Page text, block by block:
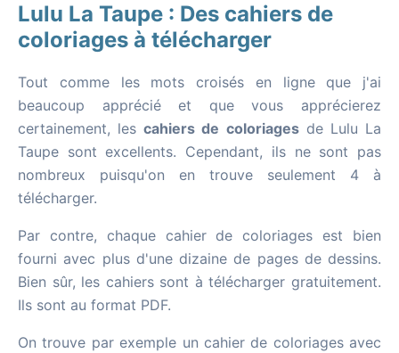
Lulu La Taupe : Des cahiers de
coloriages à télécharger
Tout comme les mots croisés en ligne que j'ai
beaucoup apprécié et que vous apprécierez
certainement, lescahiers de coloriagesde Lulu La
Taupe sont excellents. Cependant, ils ne sont pas
nombreux puisqu'on en trouve seulement 4 à
télécharger.
Par contre, chaque cahier de coloriages est bien
fourni avec plus d'une dizaine de pages de dessins.
Bien sûr, les cahiers sont à télécharger gratuitement.
Ils sont au format PDF.
On trouve par exemple un cahier de coloriages avec